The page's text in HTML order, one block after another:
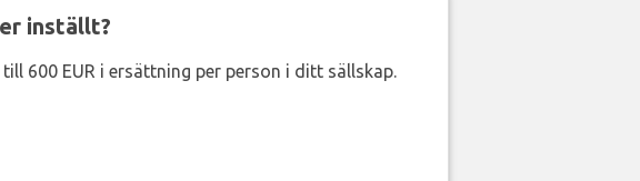
inställt?
600 EUR i ersättning per person i ditt sällskap.